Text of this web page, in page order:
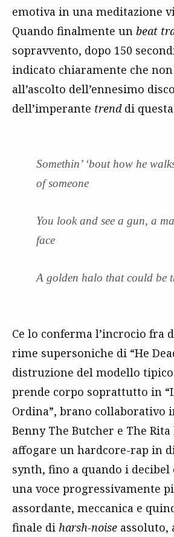
emotiva in una meditazione
Quando finalmente un beat
sopravvento, dopo 150
indicato chiaramente che
all’ascolto dell’ennesimo
dell’imperante trenddi
Somethin’ ‘bout how he
of someone
You look and see a gun, a
face
A golden halo that could be
Ce lo conferma l’incrocio fra
rime supersoniche di “He
distruzione del modello
prende corpo soprattutto in
Ordina”, brano collaborativo
Benny The Butcher e The Rita
affogare un hardcore-rap in
synth, fino a quando i
una voce progressivamente
assordante, meccanica e
finale di harsh-noise assoluto,